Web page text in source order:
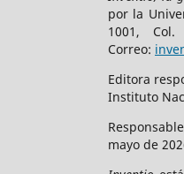
por la
1001,
Correo:
Editora
Instituto
mayo de